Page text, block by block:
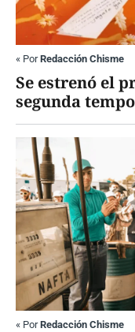
« PorRedacción Chisme
Se estrenó el
segunda
« PorRedacción Chisme